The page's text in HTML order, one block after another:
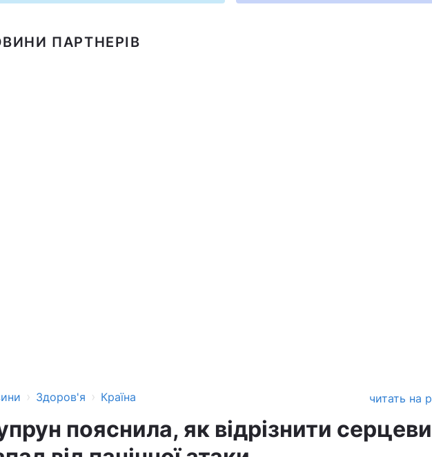
ПАРТНЕРІВ
› Здоров'я › Країна читать на
пояснила, як відрізнити